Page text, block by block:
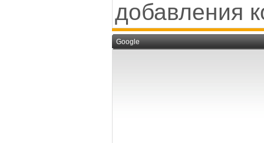
добавления
Google